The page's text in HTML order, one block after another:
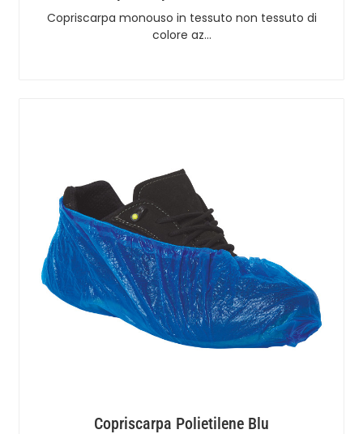
Copriscarpa monouso in tessuto non tessuto di
colore az…
Copriscarpa Polietilene Blu